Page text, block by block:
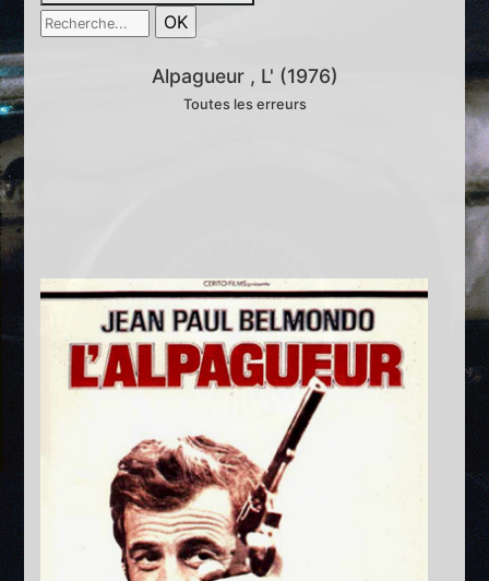
Alpagueur , L' (1976)
Toutes les erreurs